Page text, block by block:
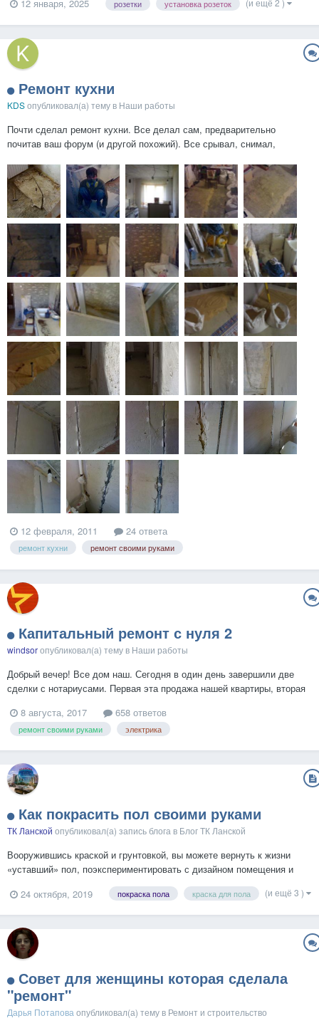
подобрать и установить розетку, чтобы это было безопасно и удобно.
12 января, 2025 розетки установка розеток
Ремонт кухни
KDSопубликовал(а) тему в Наши работы
Почти сделал ремонт кухни. Все делал сам, предварительно
почитав ваш форум (и другой похожий). Все срывал, снимал,
заливки стяжки (снимал не все а когда получалось). Кухня была
расширена за счет кладовки и получила...
12 февраля, 2011 24 ответа
ремонт кухни ремонт своими руками
Капитальный ремонт с нуля 2
windsorопубликовал(а) тему в Наши работы
Добрый вечер! Все дом наш. Сегодня в один день завершили две
сделки с нотариусами. Первая эта продажа нашей квартиры, вторая
теперь все позади. Денег хватило. Три штуки евро в остатке плюс
наши отпускные, д...
8 августа, 2017 658 ответов
ремонт своими руками электрика
Как покрасить пол своими руками
ТК Ланской опубликовал(а) запись блога в Блог ТК Ланской
Вооружившись краской и грунтовкой, вы можете вернуть к жизни
«‎уставший»‎ пол, поэкспериментировать с дизайном помещения и
выделить цветом функциональную зону в комнате. А главный плюс
этого решения — возможность сэкономить на замене напольного
покрытия. Чтобы правильно подойти к покраске пола своим...
24 октября, 2019 покраска пола краска для пола (и ещё 3 )
Совет для женщины которая сделала
"ремонт"
Дарья Потаповаопубликовал(а) тему в Ремонт и строительство